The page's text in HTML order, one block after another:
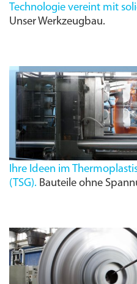
Technologie vereint mit
Unser Werkzeugbau.
Ihre Ideen im
( TSG). Bauteile ohne